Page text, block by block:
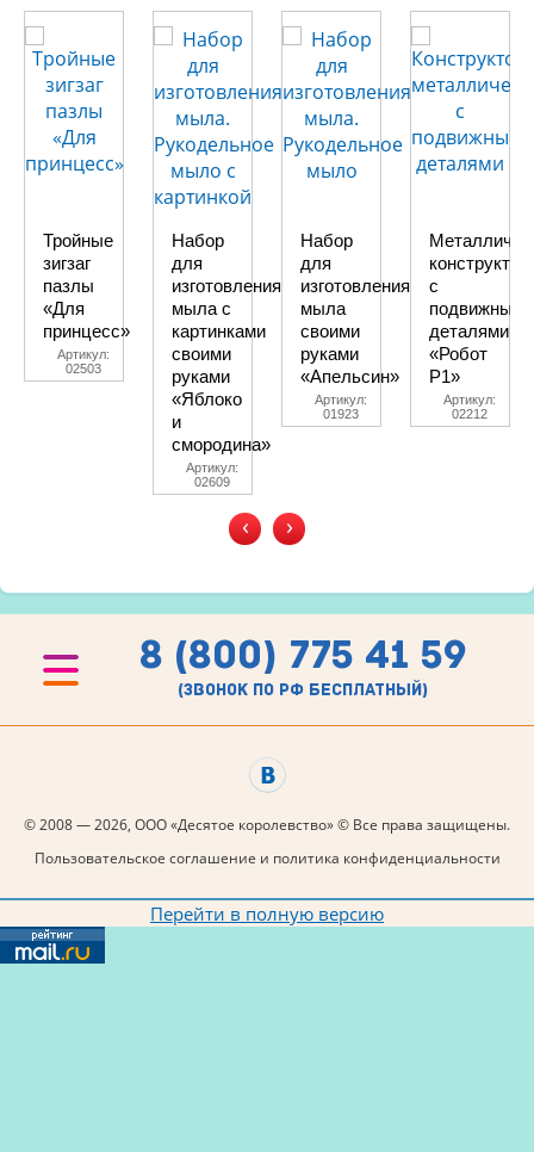
Тройные
зигзаг
пазлы
«Для
принцесс»
Артикул:
02503
Набор
для
изготовления
мыла с
картинками
своими
руками
«Яблоко
и
смородина»
Артикул:
02609
Набор
для
изготовления
мыла
своими
руками
«Апельсин»
Артикул:
01923
конструктор
с
подвижными
деталями
«Робот
Р1»
Артикул:
02212
‹ ›
8 (800) 775 41 59
(звонок по рф бесплатный)
© 2008 — 2026, ООО «Десятое королевство» © Все права защищены.
Пользовательское соглашение и политика конфиденциальности
Перейти в полную версию